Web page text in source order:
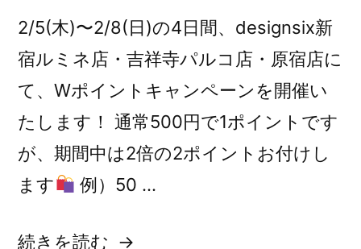
2/5(木)〜2/8(日)の4日間、designsix新
宿ルミネ店・吉祥寺パルコ店・原宿店に
て、Wポイントキャンペーンを開催い
たします！ 通常500円で1ポイントです
が、期間中は2倍の2ポイントお付けし
ます
例）50 …
“【告
続きを読む